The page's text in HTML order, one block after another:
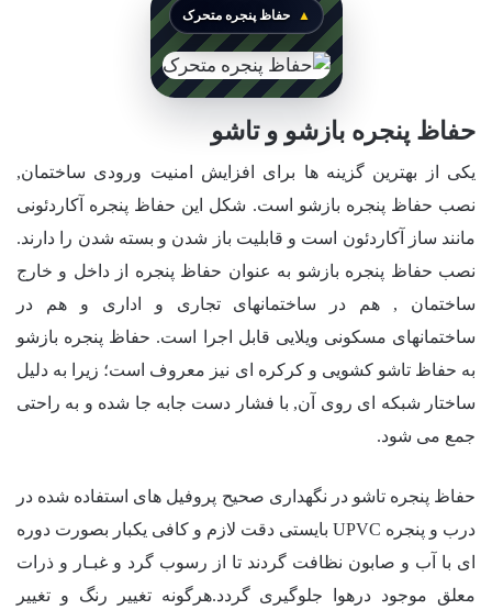
حفاظ پنجره متحرک
حفاظ پنجره بازشو و تاشو
یکی از بهترین گزینه ها برای افزایش امنیت ورودی ساختمان,
نصب حفاظ پنجره بازشو است. شکل این حفاظ پنجره آکاردئونی
مانند ساز آکاردئون است و قابلیت باز شدن و بسته شدن را دارند.
نصب حفاظ پنجره بازشو به عنوان حفاظ پنجره از داخل و خارج
ساختمان , هم در ساختمانهای تجاری و اداری و هم در
ساختمانهای مسکونی ویلایی قابل اجرا است. حفاظ پنجره بازشو
به حفاظ تاشو کشویی و کرکره ای نیز معروف است؛ زیرا به دلیل
ساختار شبکه ای روی آن, با فشار دست جابه جا شده و به راحتی
جمع می شود.
حفاظ پنجره تاشو در نگهداری صحیح پروفیل های استفاده شده در
درب و پنجره UPVC بایستی دقت لازم و کافی یکبار بصورت دوره
ای با آب و صابون نظافت گردند تا از رسوب گرد و غبـار و ذرات
معلق موجود درهوا جلوگیری گردد.هرگونه تغییر رنگ و تغییر